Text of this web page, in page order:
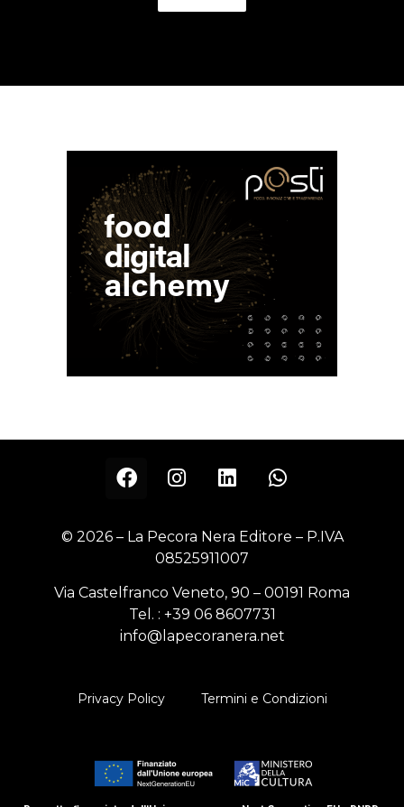
© 2026 – La Pecora Nera Editore – P.IVA
08525911007
Via Castelfranco Veneto, 90 – 00191 Roma
Tel. : +39 06 8607731
info@lapecoranera.net
Privacy Policy Termini e Condizioni